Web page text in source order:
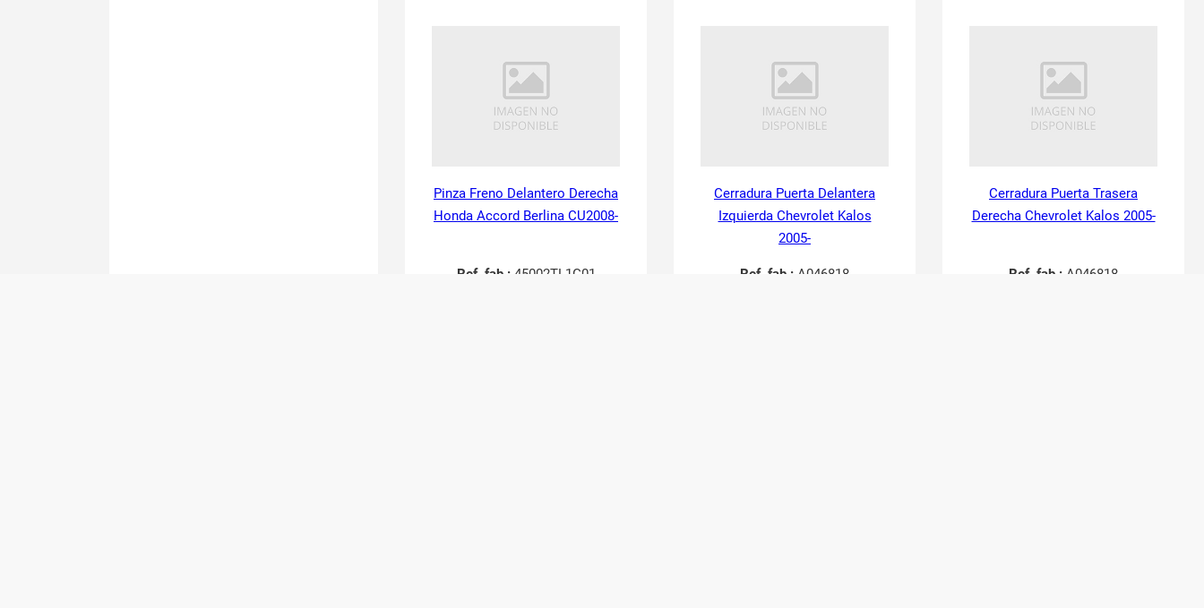
Pinza Freno Delantero Derecha
Honda Accord Berlina CU2008-
Ref. fab.:45002TL1G01
Cerradura Puerta Delantera
Izquierda Chevrolet Kalos
2005-
Ref. fab.: A046818
Cerradura Puerta Trasera
Derecha Chevrolet Kalos 2005-
Ref. fab.: A046818